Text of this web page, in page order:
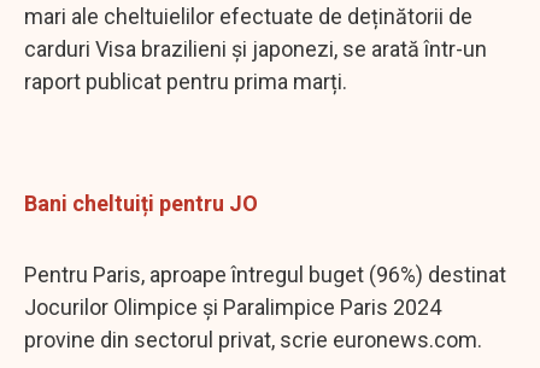
mari ale cheltuielilor efectuate de deținătorii de
carduri Visa brazilieni și japonezi, se arată într-un
raport publicat pentru prima marți.
Bani cheltuiți pentru JO
Pentru Paris, aproape întregul buget (96%) destinat
Jocurilor Olimpice și Paralimpice Paris 2024
provine din sectorul privat, scrie euronews.com.